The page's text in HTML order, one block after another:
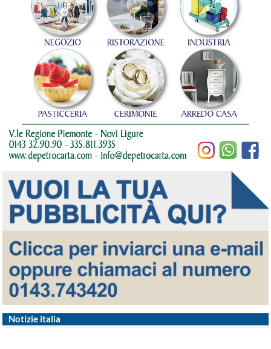
Notizie italia